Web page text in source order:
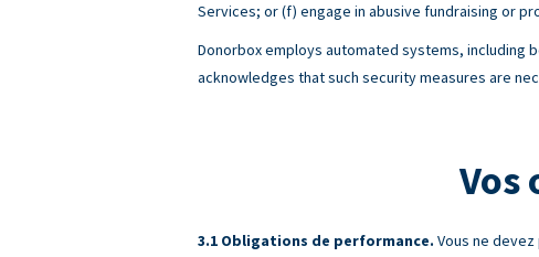
Services; or (f) engage in abusive fundraising or
Donorbox employs automated systems, including
acknowledges that such security measures are
Vos
Obligations de performance. Vous ne